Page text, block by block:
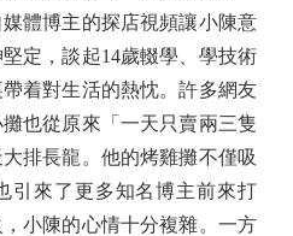
體博主的探店視頻讓小陳意
定，談起14歲輟學、學技術
着對生活的熱忱。許多網友
也從原來「一天只賣兩三隻
排長龍。他的烤雞攤不僅吸
引來了更多知名博主前來打
小陳的心情十分複雜。一方